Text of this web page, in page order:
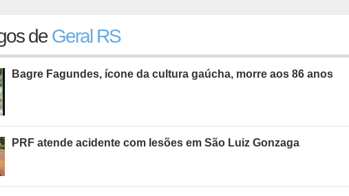
deGeral RS
Bagre Fagundes, ícone da cultura gaúcha, morre aos 86 anos
PRF atende acidente com lesões em São Luiz Gonzaga